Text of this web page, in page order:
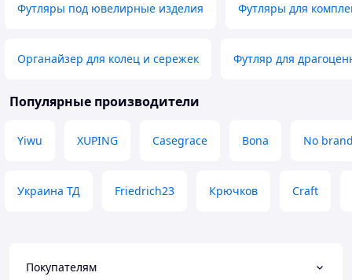
Футляры под ювелирные изделия Футляры для
Органайзер для колец и сережек Футляр для
Популярные производители
Yiwu XUPING Casegrace Bona No
Украина ТД Friedrich23 Крючков Craft
Покупателям